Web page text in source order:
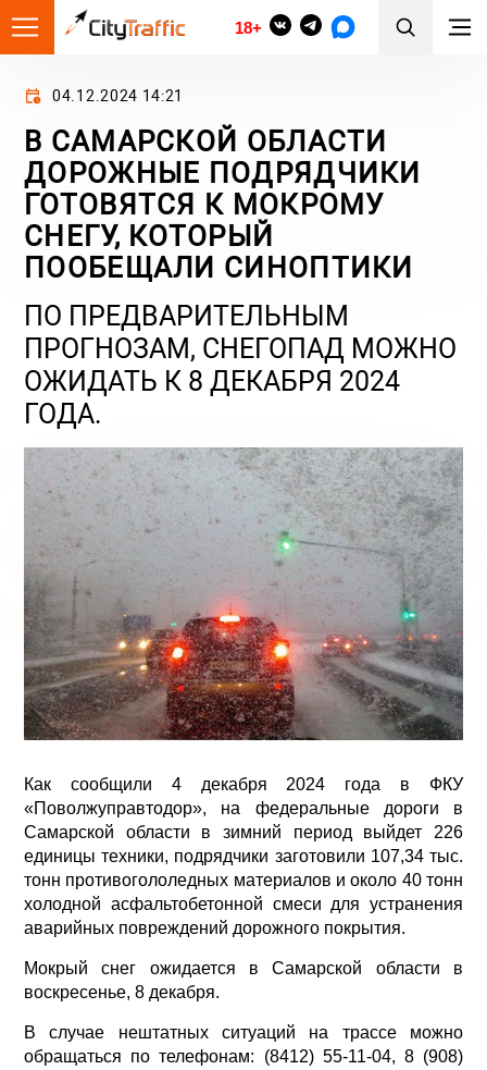
18+
04.12.2024 14:21
В САМАРСКОЙ ОБЛАСТИ
ДОРОЖНЫЕ ПОДРЯДЧИКИ
ГОТОВЯТСЯ К МОКРОМУ
СНЕГУ, КОТОРЫЙ
ПООБЕЩАЛИ СИНОПТИКИ
ПО ПРЕДВАРИТЕЛЬНЫМ
ПРОГНОЗАМ, СНЕГОПАД МОЖНО
ОЖИДАТЬ К 8 ДЕКАБРЯ 2024
ГОДА.
Как сообщили 4 декабря 2024 года в ФКУ
«Поволжуправтодор», на федеральные дороги в
Самарской области в зимний период выйдет 226
единицы техники, подрядчики заготовили 107,34 тыс.
тонн противогололедных материалов и около 40 тонн
холодной асфальтобетонной смеси для устранения
аварийных повреждений дорожного покрытия.
Мокрый снег ожидается в Самарской области в
воскресенье, 8 декабря.
В случае нештатных ситуаций на трассе можно
обращаться по телефонам: (8412) 55-11-04, 8 (908)